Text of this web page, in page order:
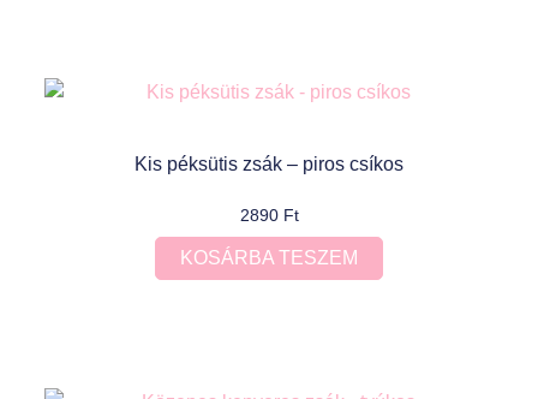
Kis péksütis zsák – piros csíkos
2890 Ft
KOSÁRBA TESZEM